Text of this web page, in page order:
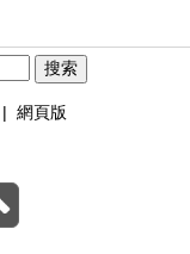
| 網頁版